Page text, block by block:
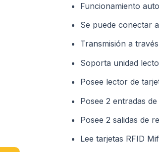
Funcionamiento
Se puede conectar
Transmisión a
Soporta unidad
Posee lector de
Posee 2 entradas
Posee 2 salidas de
Lee tarjetas RFID